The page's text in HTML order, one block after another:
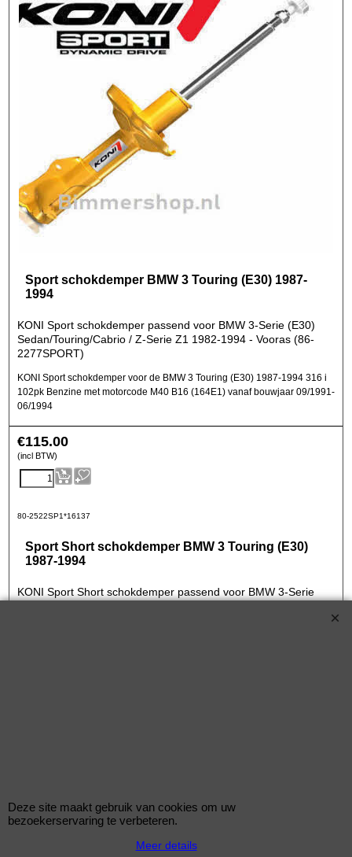
Sport schokdemper BMW 3 Touring (E30) 1987-
1994
KONI Sport schokdemper passend voor BMW 3-Serie (E30)
Sedan/Touring/Cabrio / Z-Serie Z1 1982-1994 - Vooras (86-
2277SPORT)
KONI Sport schokdemper voor de BMW 3 Touring (E30) 1987-1994 316 i
102pk Benzine met motorcode M40 B16 (164E1) vanaf bouwjaar 09/1991-
06/1994
€115.00
(incl BTW)
80-2522SP1*16137
Sport Short schokdemper BMW 3 Touring (E30)
1987-1994
KONI Sport Short schokdemper passend voor BMW 3-Serie
Sport Short schokdemper BMW 3 Touring (E30)
1987-1994
Deze site maakt gebruik van cookies om uw
bezoekerservaring te verbeteren.
Meer details